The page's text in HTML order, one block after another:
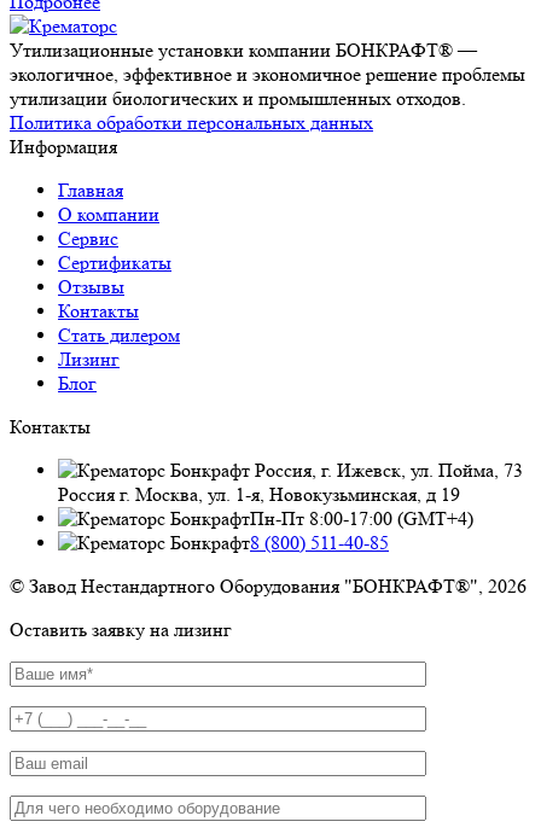
Утилизационные установки компании БОНКРАФТ® —
экологичное, эффективное и экономичное решение проблемы
утилизации биологических и промышленных отходов.
Политика обработки персональных данных
Информация
Главная
О компании
Сервис
Сертификаты
Отзывы
Контакты
Стать дилером
Лизинг
Блог
Контакты
Россия, г. Ижевск, ул. Пойма, 73
Россия г. Москва, ул. 1-я, Новокузьминская, д 19
Пн-Пт 8:00-17:00 (GMT+4)
8 (800) 511-40-85
© Завод Нестандартного Оборудования "БОНКРАФТ®", 2026
Оставить заявку на лизинг